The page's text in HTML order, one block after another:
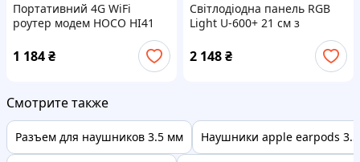
Портативний 4G WiFi
роутер модем HOCO HI41
Wi-Fi 6 мобільний хотспот
Micro-SIM до 10 пристроїв
акумулятор
1 184₴
Світлодіодна панель RGB
Light U-600+ 21 см з
акумулятором для фото та
відеозйомки
2 148₴
Смотрите также
Разъем для наушников 3.5 мм Наушники apple earpods